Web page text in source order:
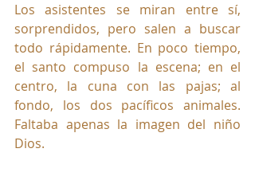
Los asistentes se miran entre sí,
sorprendidos, pero salen a buscar
todo rápidamente. En poco tiempo,
el santo compuso la escena; en el
centro, la cuna con las pajas; al
fondo, los dos pacíficos animales.
Faltaba apenas la imagen del niño
Dios.